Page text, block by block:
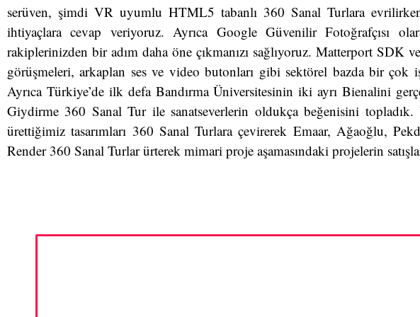
serüven, şimdi VR uyumlu HTML5 tabanlı 360 Sanal Turlara
ihtiyaçlara cevap veriyoruz. Ayrıca Google Güvenilir Fotoğrafçısı
rakiplerinizden bir adım daha öne çıkmanızı sağlıyoruz. Matterport
görüşmeleri, arkaplan ses ve video butonları gibi sektörel bazda bir çok
Ayrıca Türkiye’de ilk defa Bandırma Üniversitesinin iki ayrı Bienalini
Giydirme 360 Sanal Tur ile sanatseverlerin oldukça beğenisini
ürettiğimiz tasarımları 360 Sanal Turlara çevirerek Emaar, Ağaoğlu,
Render 360 Sanal Turlar ürterek mimari proje aşamasındaki projelerin